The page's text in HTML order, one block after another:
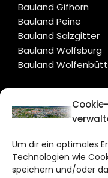
Um dir ein optimales
Technologien wie
speichern und/oder
Bauland Gifhorn
Bauland Peine
Bauland Salzgitter
Bauland Wolfsburg
Bauland
CITYLIFE!
Bruchtorwall 12
38100 Braunschweig